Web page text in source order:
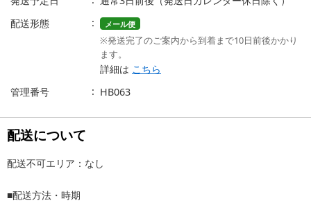
配送形態
メール便
※発送完了のご案内から到着まで10日前後かかり
ます。
詳細は こちら
管理番号
HB063
配送について
配送不可エリア：なし
■配送方法・時期